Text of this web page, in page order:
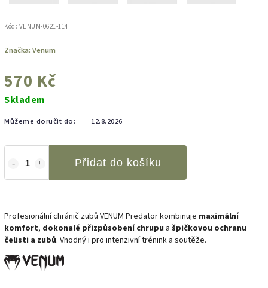
Kód: VENUM-0621-114
Značka: Venum
570 Kč
Skladem
Můžeme doručit do: 12.8.2026
Přidat do košíku
Profesionální chránič zubů VENUM Predator kombinuje maximální
komfort, dokonalé přizpůsobení chrupu a špičkovou ochranu
čelisti a zubů. Vhodný i pro intenzivní trénink a soutěže.